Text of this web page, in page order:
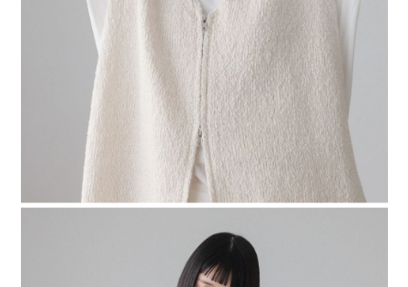
１．透過由恩沛科技股份有限公司提供之「AFTEE先享後付」服務完成之交
易，需依本服務之必要範圍內提供個人資料，並將交易相關給付款項請求債
權轉讓予恩沛科技股份有限公司。
２．關於個人資料處理事宜，請瀏覽以下網址：https://aftee.tw/terms/#terms3
３．未成年的使用者請事先徵得法定代理人或監護人之同意方可使用
「AFTEE先享後付」，若未經同意申辦者引起之損失，本公司不負相關責
４．使用「AFTEE先享後付」時，將依據個別帳號之用戶狀況，依本公司即
時審查核予不同之上限額度；若仍有額度不足之情形，本公司將視審查結果
請求用戶進行身份認證。
５．嚴禁一人註冊多個帳號或使用他人資訊註冊。若發現惡意使用之情形，
恩沛科技股份有限公司將有權停止該用戶之使用額度並採取法律行動。